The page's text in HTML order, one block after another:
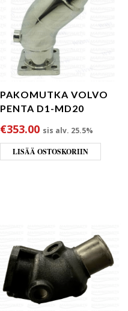
PAKOMUTKA VOLVO
PENTA D1-MD20
€353.00 sis alv. 25.5%
LISÄÄ OSTOSKORIIN